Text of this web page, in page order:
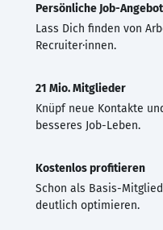
Persönliche Job-
Lass Dich finden von
Recruiter·innen.
21 Mio. Mitglieder
Knüpf neue Kontakte
besseres Job-Leben.
Kostenlos profitieren
Schon als Basis-
deutlich optimieren.